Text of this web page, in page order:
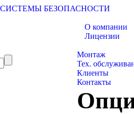
БЕЗОПАСНОСТИ
О компании
Лицензии
Монтаж
Тех.
Клиенты
Контакты